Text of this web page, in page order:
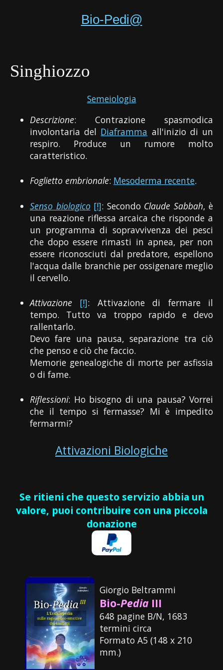
Bio-Pedi@
Singhiozzo
Semeiologia
Descrizione: Contrazione spasmodica
involontaria del Diaframma all'inizio di un
respiro. Produce un rumore molto
caratteristico.
Foglietto embrionale: Mesoderma recente.
Senso biologico [!]: Secondo Claude Sabbah, è
una reazione riflessa arcaica che risponde a
un programma di sopravvivenza dei pesci
che dopo essere rimasti in apnea, per non
essere riconosciuti dal predatore, espellono
l'acqua dalle branchie per ossigenare meglio
il cervello.
Attivazione [!]: Attivazione di fermare il
tempo. Tutto va troppo rapido e devo
rallentarlo.
Devo fare una pausa, separazione tra ciò
che penso e ciò che faccio.
Memorie genealogiche di morte per asfissia
o di fame.
Riflessioni: Ho bisogno di una pausa? Vorrei
che il tempo si fermasse? Mi è impedito
fermarmi?
Attivazioni Biologiche
Se ritieni che questo servizio abbia un
valore, puoi contribuire con una piccola
donazione
Giorgio Beltrammi
Bio-Pedia III
648 pagine B/N, 1683
termini circa
Formato A5 (148 x 210
mm.)